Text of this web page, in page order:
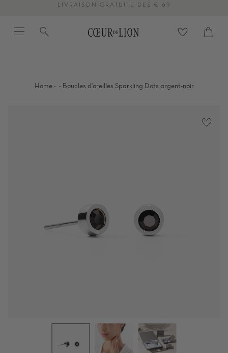
LIVRAISON GRATUITE DÈS € 69
Home · · Boucles d'oreilles Sparkling Dots argent-noir